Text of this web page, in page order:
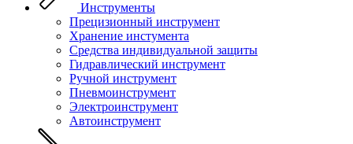
Инструменты
Прецизионный инструмент
Хранение инстумента
Средства индивидуальной защиты
Гидравлический инструмент
Ручной инструмент
Пневмоинструмент
Электроинструмент
Автоинструмент